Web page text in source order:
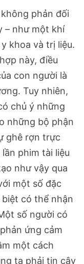
phản đối
– như một khí
khoa và trị liệu.
này, điều
con người là
Tuy nhiên,
chủ ý những
những bộ phận
ghê rợn trực
phim tài liệu
như vậy qua
một số đặc
có thể nhận
số người có
ứng cảm
một cách
ta phải tin cậy